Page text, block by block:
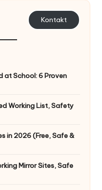
Kontakt
at School: 6 Proven
Working List, Safety
in 2026 (Free, Safe &
Mirror Sites, Safe